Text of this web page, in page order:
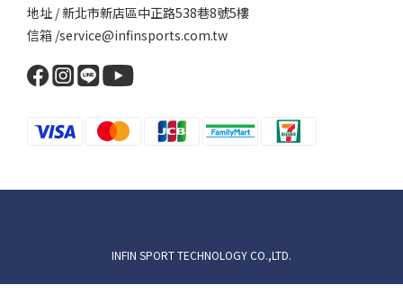
地址 / 新北市新店區中正路538巷8號5樓
信箱 /service@infinsports.com.tw
INFIN SPORT TECHNOLOGY CO.,LTD.